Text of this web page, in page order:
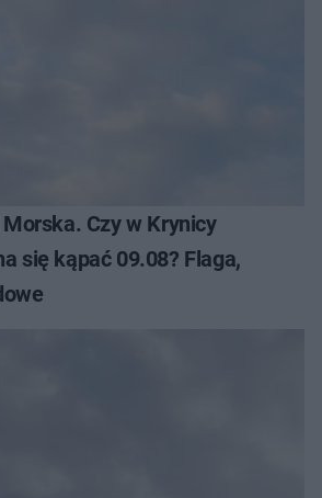
Czy w Krynicy
się kąpać 09.08? Flaga,